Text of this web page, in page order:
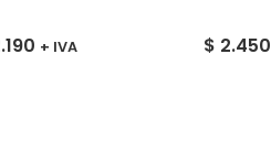
+ IVA $ 2.450